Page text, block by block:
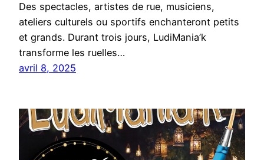
Des spectacles, artistes de rue, musiciens,
ateliers culturels ou sportifs enchanteront petits
et grands. Durant trois jours, LudiMania’k
transforme les ruelles…
avril 8, 2025